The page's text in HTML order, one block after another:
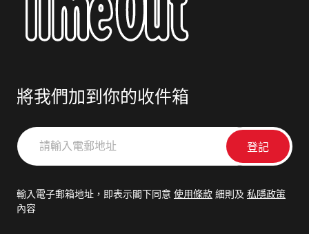
將我們加到你的收件箱
請
輸
郵
輸入電子郵箱地址，即表示閣下同意 使用條款 細則及 私隱政策
內容